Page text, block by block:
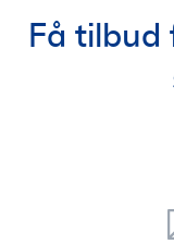
Få tilbud